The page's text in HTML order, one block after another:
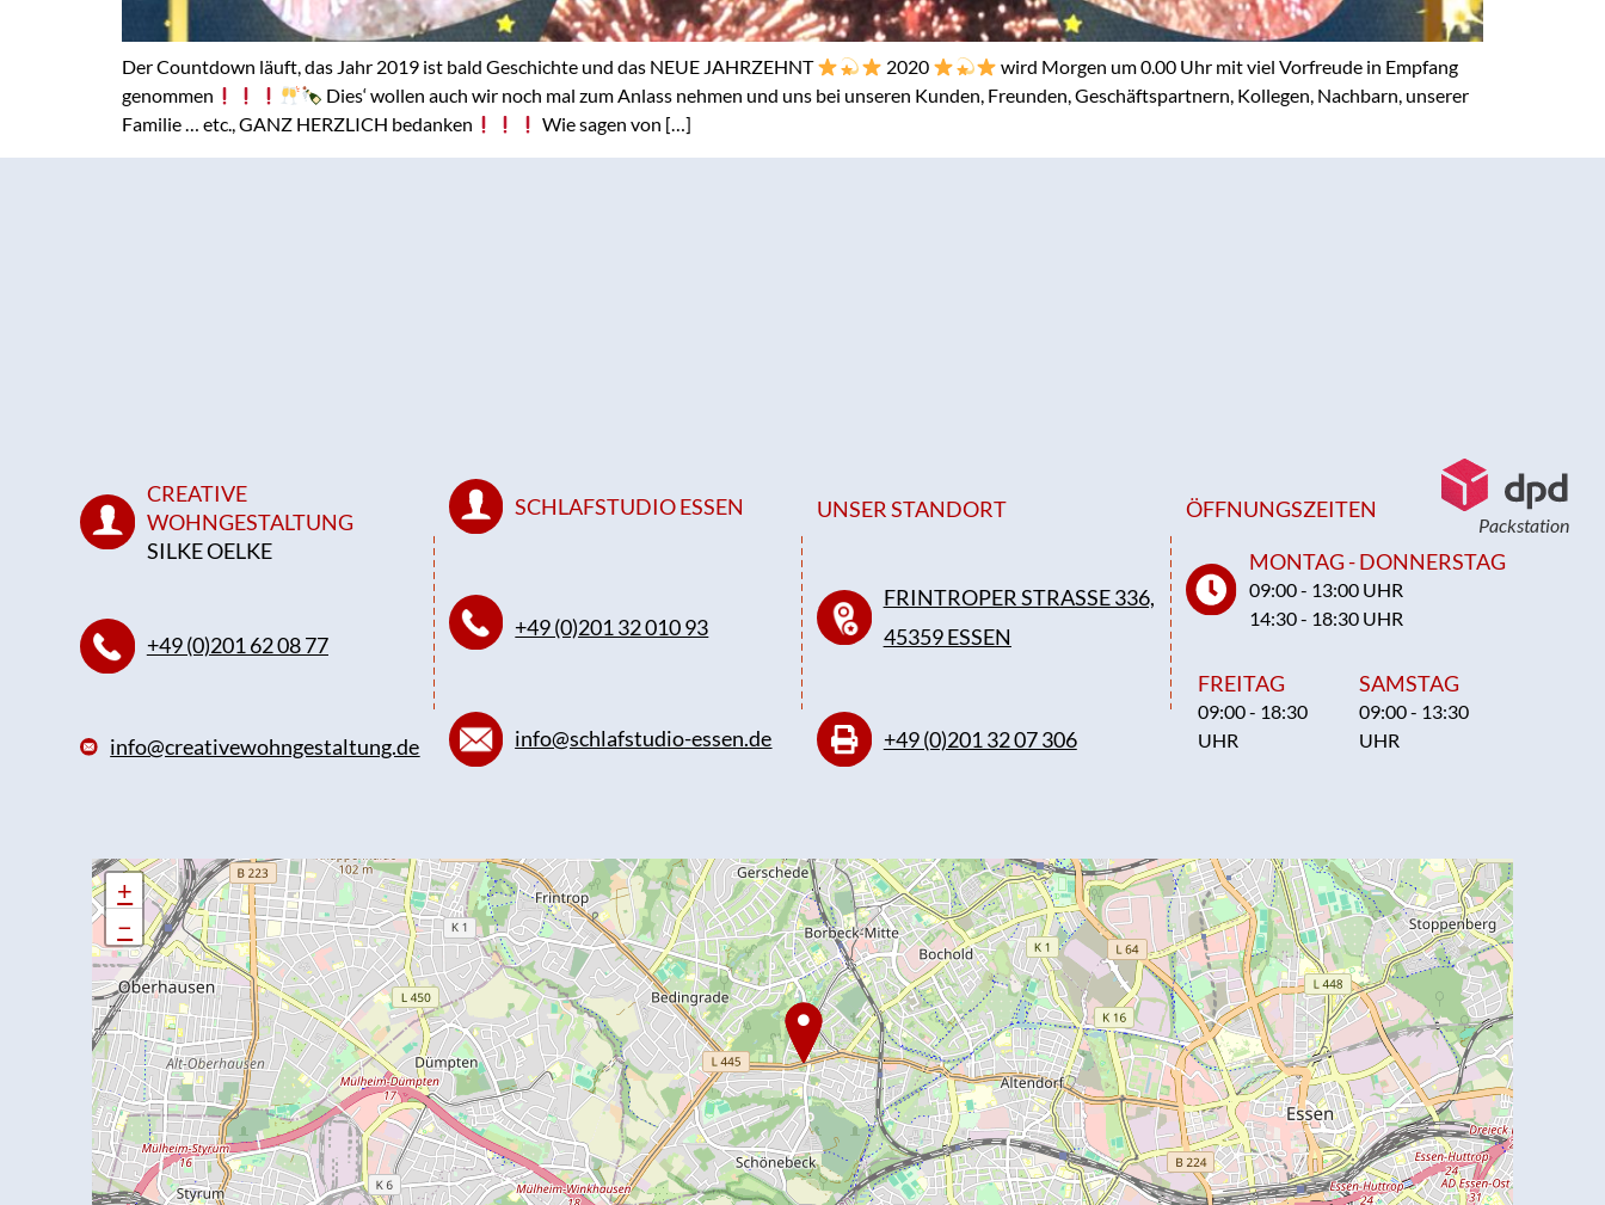
Der Countdown läuft, das Jahr 2019 ist bald Geschichte und das NEUE JAHRZEHNT 2020
wird Morgen um 0.00 Uhr mit viel Vorfreude in Empfang
genommen
Dies‘ wollen auch wir noch mal zum Anlass nehmen und uns bei unseren Kunden, Freunden, Geschäftspartnern, Kollegen, Nachbarn, unserer
Familie … etc., GANZ HERZLICH bedanken
Wie sagen von […]
CREATIVE
WOHNGESTALTUNG
SILKE OELKE
+49 (0)201 62 08 77
info@creativewohngestaltung.de
SCHLAFSTUDIO ESSEN
+49 (0)201 32 010 93
info@schlafstudio-essen.de
UNSER STANDORT
FRINTROPER STRASSE 336,
45359 ESSEN
+49 (0)201 32 07 306
Packstation
ÖFFNUNGSZEITEN
MONTAG - DONNERSTAG
09:00 - 13:00 UHR
14:30 - 18:30 UHR
FREITAG
09:00 - 18:30
UHR
SAMSTAG
09:00 - 13:30
UHR
+
−
+
−